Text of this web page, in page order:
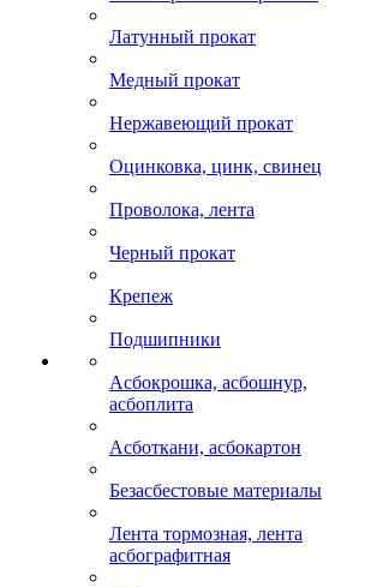
Латунный прокат
Медный прокат
Нержавеющий прокат
Оцинковка, цинк, свинец
Проволока, лента
Черный прокат
Крепеж
Подшипники
Асбокрошка, асбошнур,
асбоплита
Асботкани, асбокартон
Безасбестовые материалы
Лента тормозная, лента
асбографитная